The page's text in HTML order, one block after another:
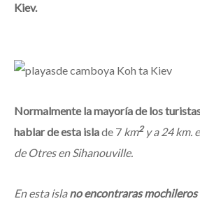
Kiev.
Normalmente la mayoría de los
hablar de esta islade 7 km2y a 24 km.
de Otres en Sihanouville.
En esta islano encontraras